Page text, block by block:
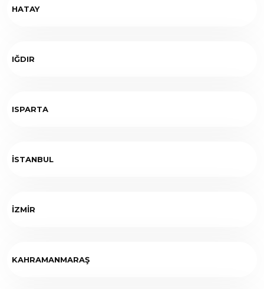
HATAY
IĞDIR
ISPARTA
İSTANBUL
İZMİR
KAHRAMANMARAŞ